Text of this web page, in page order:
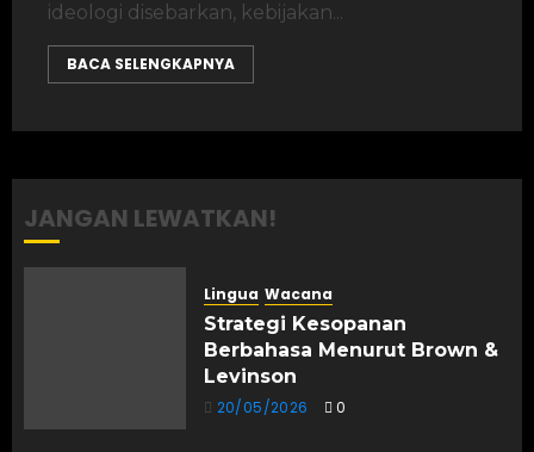
ideologi disebarkan, kebijakan...
BACA SELENGKAPNYA
JANGAN LEWATKAN!
Lingua Wacana
Strategi Kesopanan
Berbahasa Menurut Brown &
Levinson
20/05/2026 0